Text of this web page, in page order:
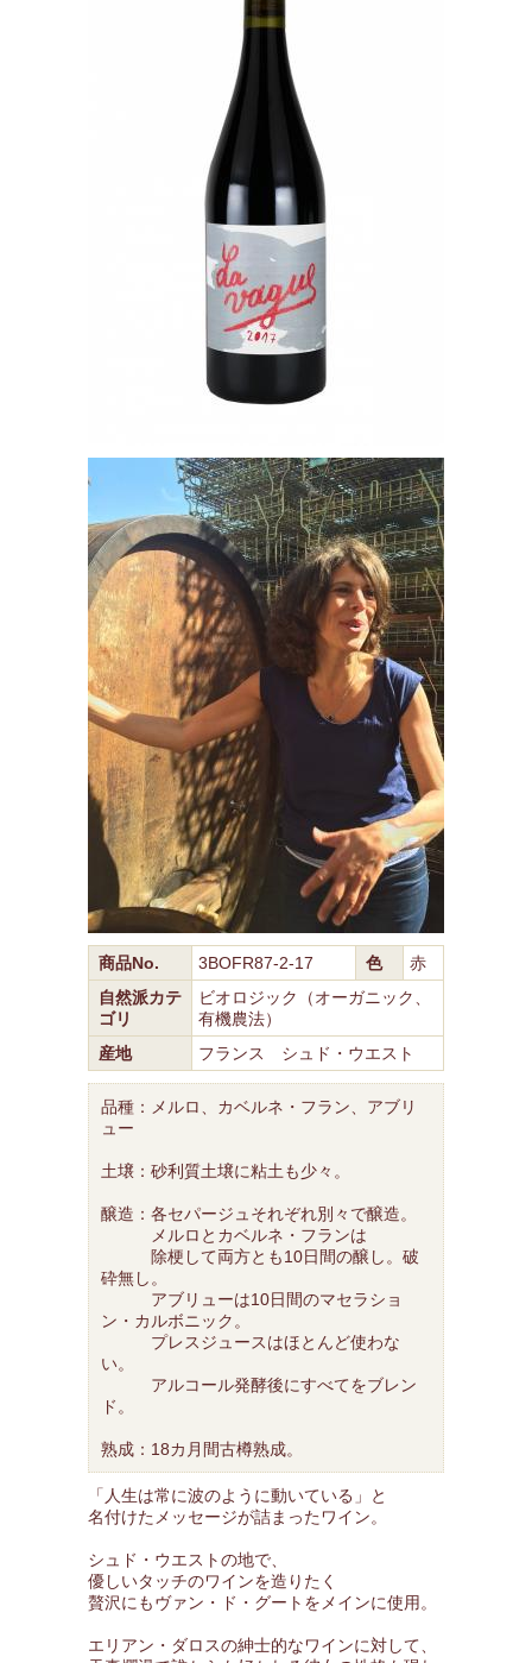
商品No. 3BOFR87-2-17 色
赤
自然派カテ
ゴリ
ビオロジック（オーガニック、
有機農法）
産地
フランス シュド・ウエスト
品種：メルロ、カベルネ・フラン、アブリ
ュー
土壌：砂利質土壌に粘土も少々。
醸造：各セパージュそれぞれ別々で醸造。
メルロとカベルネ・フランは
除梗して両方とも10日間の醸し。破
砕無し。
アブリューは10日間のマセラショ
ン・カルボニック。
プレスジュースはほとんど使わな
い。
アルコール発酵後にすべてをブレン
ド。
熟成：18カ月間古樽熟成。
「人生は常に波のように動いている」と
名付けたメッセージが詰まったワイン。
シュド・ウエストの地で、
優しいタッチのワインを造りたく
贅沢にもヴァン・ド・グートをメインに使用。
エリアン・ダロスの紳士的なワインに対して、